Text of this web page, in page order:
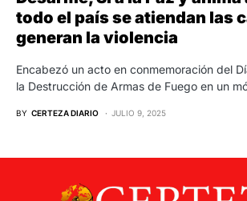
todo el país se atiendan las
generan la violencia
Encabezó un acto en conmemoración del
la Destrucción de Armas de Fuego en un
BY CERTEZA DIARIO JULIO 9, 2025